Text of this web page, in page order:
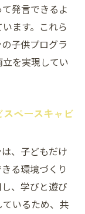
発言できるよ
ます。これら
子供プログラ
を実現してい
ペースキャビ
、子どもだけ
る環境づくり
、学びと遊び
いるため、共